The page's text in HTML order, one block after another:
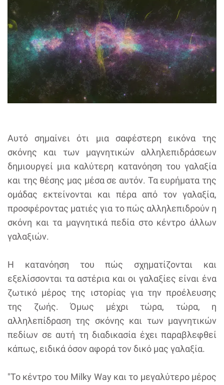
Αυτό σημαίνει ότι μια σαφέστερη εικόνα της
σκόνης και των μαγνητικών αλληλεπιδράσεων
δημιουργεί μια καλύτερη κατανόηση του γαλαξία
και της θέσης μας μέσα σε αυτόν. Τα ευρήματα της
ομάδας εκτείνονται και πέρα από τον γαλαξία,
προσφέροντας ματιές για το πώς αλληλεπιδρούν η
σκόνη και τα μαγνητικά πεδία στο κέντρο άλλων
γαλαξιών.
Η κατανόηση του πώς σχηματίζονται και
εξελίσσονται τα αστέρια και οι γαλαξίες είναι ένα
ζωτικό μέρος της ιστορίας για την προέλευσης
της ζωής. Όμως μέχρι τώρα, τώρα, η
αλληλεπίδραση της σκόνης και των μαγνητικών
πεδίων σε αυτή τη διαδικασία έχει παραβλεφθεί
κάπως, ειδικά όσον αφορά τον δικό μας γαλαξία.
"Το κέντρο του Milky Way και το μεγαλύτερο μέρος